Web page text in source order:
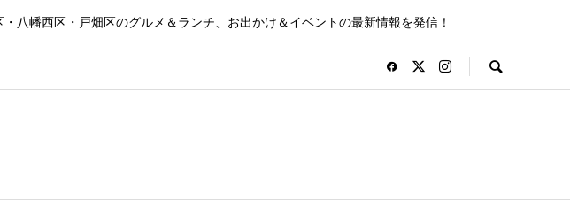
八幡西区・戸畑区のグルメ＆ランチ、お出かけ＆イベントの最新情報を発信！